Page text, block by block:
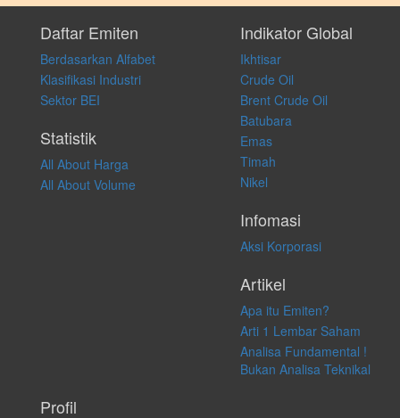
pribadi. Kami tidak memberi anjuran, saran, rekomendasi untuk
membeli, menjual atau melakukan aktivitas lain yang terkait dengan
transaksi perdagangan apapun, dan kami tidak bertanggung jawab
atas keputusan investasi yang dilakukan dalam kondisi dan situasi
apapun juga, yang diakibatkan secara langsung maupun tidak
langsung atas konten pada website ini.
Daftar Emiten
Berdasarkan Alfabet
Klasifikasi Industri
Sektor BEI
Statistik
All About Harga
All About Volume
Indikator Global
Ikhtisar
Crude Oil
Brent Crude Oil
Batubara
Emas
Timah
Nikel
Infomasi
Aksi Korporasi
Artikel
Apa itu Emiten?
Arti 1 Lembar Saham
Analisa Fundamental !
Bukan Analisa Teknikal
Profil